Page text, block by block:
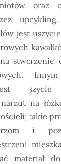
oraz
jest
stworzenie
szycie
na
takie
i
materiał